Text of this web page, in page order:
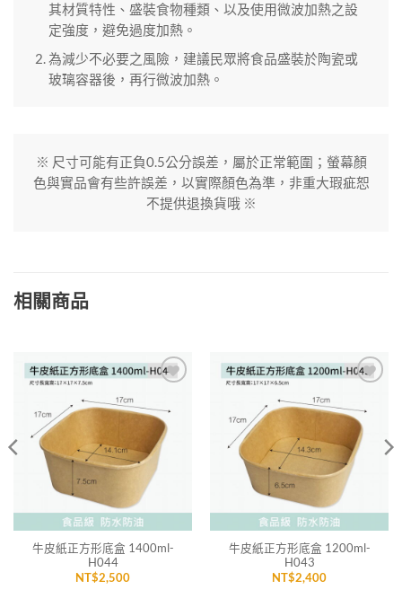
其材質特性、盛裝食物種類、以及使用微波加熱之設
定強度，避免過度加熱。
為減少不必要之風險，建議民眾將食品盛裝於陶瓷或
玻璃容器後，再行微波加熱。
※ 尺寸可能有正負0.5公分誤差，屬於正常範圍；螢幕顏
色與實品會有些許誤差，以實際顏色為準，非重大瑕疵恕
不提供退換貨哦 ※
相關商品
單」
牛皮紙正方形底盒 1400ml-
H044
NT$2,500
單」
牛皮紙正方形底盒 1200ml-
H043
NT$2,400